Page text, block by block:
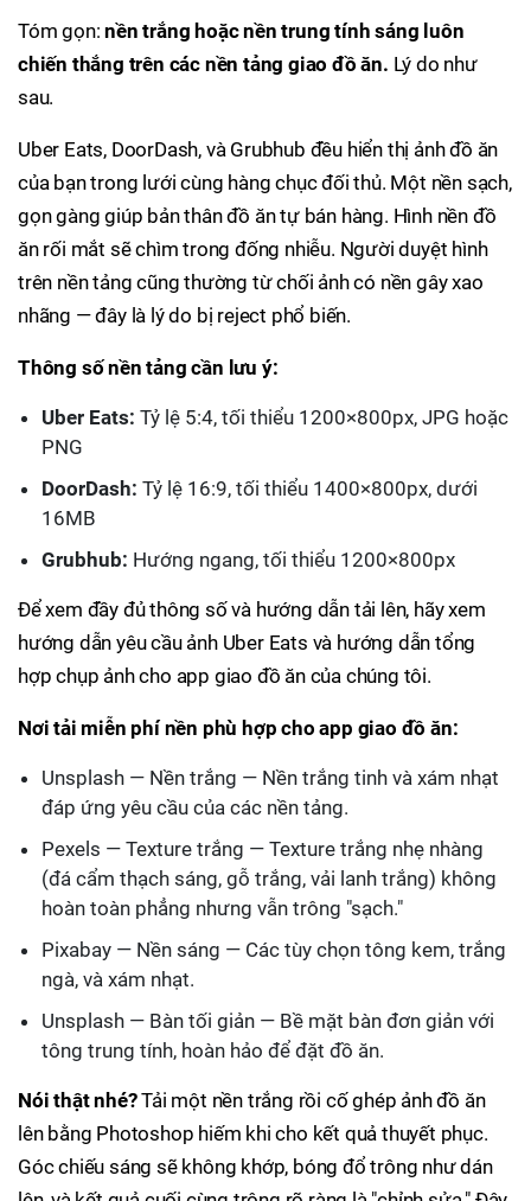
Tóm gọn:nền trắng hoặc nền trung tính sáng luôn
chiến thắng trên các nền tảng giao đồ ăn. Lý do như
sau.
Uber Eats, DoorDash, và Grubhub đều hiển thị ảnh đồ ăn
của bạn trong lưới cùng hàng chục đối thủ. Một nền sạch,
gọn gàng giúp bản thân đồ ăn tự bán hàng. Hình nền đồ
ăn rối mắt sẽ chìm trong đống nhiễu. Người duyệt hình
trên nền tảng cũng thường từ chối ảnh có nền gây xao
nhãng — đây là lý do bị reject phổ biến.
Thông số nền tảng cần lưu ý:
Uber Eats: Tỷ lệ 5:4, tối thiểu 1200×800px, JPG hoặc
PNG
DoorDash: Tỷ lệ 16:9, tối thiểu 1400×800px, dưới
16MB
Grubhub: Hướng ngang, tối thiểu 1200×800px
Để xem đầy đủ thông số và hướng dẫn tải lên, hãy xem
hướng dẫn yêu cầu ảnh Uber Eats và hướng dẫn tổng
hợp chụp ảnh cho app giao đồ ăn của chúng tôi.
Nơi tải miễn phí nền phù hợp cho app giao đồ ăn:
Unsplash — Nền trắng — Nền trắng tinh và xám nhạt
đáp ứng yêu cầu của các nền tảng.
Pexels — Texture trắng — Texture trắng nhẹ nhàng
(đá cẩm thạch sáng, gỗ trắng, vải lanh trắng) không
hoàn toàn phẳng nhưng vẫn trông "sạch."
Pixabay — Nền sáng — Các tùy chọn tông kem, trắng
ngà, và xám nhạt.
Unsplash — Bàn tối giản — Bề mặt bàn đơn giản với
tông trung tính, hoàn hảo để đặt đồ ăn.
Nói thật nhé?Tải một nền trắng rồi cố ghép ảnh đồ ăn
lên bằng Photoshop hiếm khi cho kết quả thuyết phục.
Góc chiếu sáng sẽ không khớp, bóng đổ trông như dán